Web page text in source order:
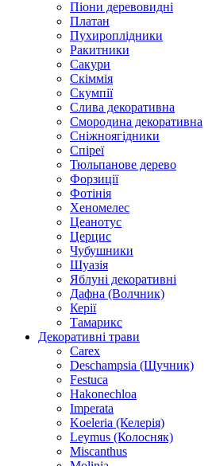
Піони деревовидні
Платан
Пухироплідники
Ракитники
Сакури
Скіммія
Скумпії
Слива декоративна
Смородина декоративна
Сніжноягідники
Спіреї
Тюльпанове дерево
Форзиції
Фотінія
Хеномелес
Цеанотус
Церцис
Чубушники
Шуазія
Яблуні декоративні
Дафна (Волчник)
Керії
Тамарикс
Декоративні трави
Carex
Deschampsia (Щучник)
Festuca
Hakonechloa
Imperata
Koeleria (Келерія)
Leymus (Колосняк)
Miscanthus